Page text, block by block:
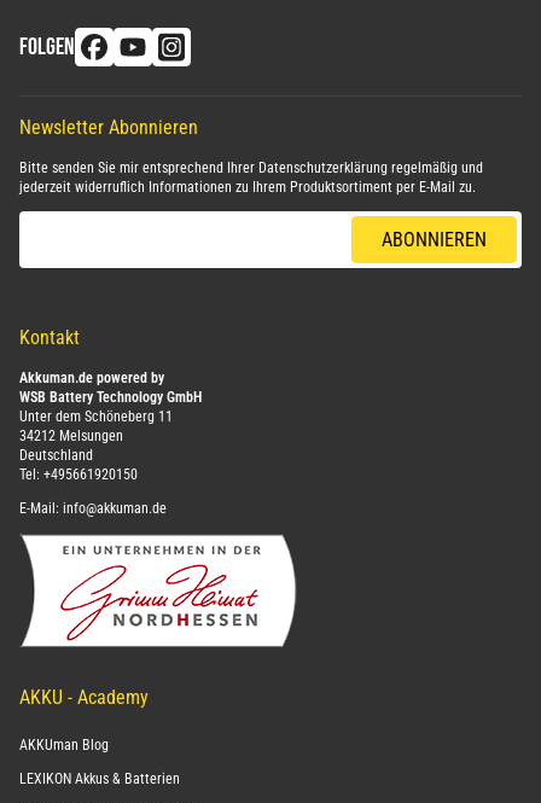
FOLGEN
Newsletter Abonnieren
Bitte senden Sie mir entsprechend Ihrer Datenschutzerklärung regelmäßig und
jederzeit widerruflich Informationen zu Ihrem Produktsortiment per E-Mail zu.
ABONNIEREN
Kontakt
Akkuman.de powered by
WSB Battery Technology GmbH
Unter dem Schöneberg 11
34212 Melsungen
Deutschland
Tel: +495661920150
E-Mail: info@akkuman.de
AKKU - Academy
AKKUman Blog
LEXIKON Akkus & Batterien